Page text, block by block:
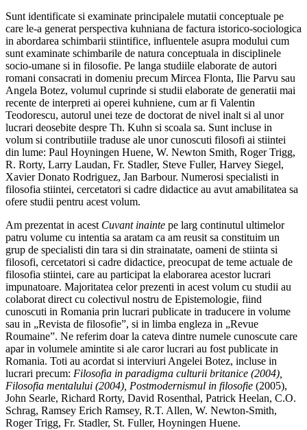
Sunt identificate si examinate principalele mutatii conceptuale pe
care le-a generat perspectiva kuhniana de factura istorico-sociologica
in abordarea schimbarii stiintifice, influentele asupra modului cum
sunt examinate schimbarile de natura conceptuala in disciplinele
socio-umane si in filosofie. Pe langa studiile elaborate de autori
romani consacrati in domeniu precum Mircea Flonta, Ilie Parvu sau
Angela Botez, volumul cuprinde si studii elaborate de generatii mai
recente de interpreti ai operei kuhniene, cum ar fi Valentin
Teodorescu, autorul unei teze de doctorat de nivel inalt si al unor
lucrari deosebite despre Th. Kuhn si scoala sa. Sunt incluse in
volum si contributiile traduse ale unor cunoscuti filosofi ai stiintei
din lume: Paul Hoyningen Huene, W. Newton Smith, Roger Trigg,
R. Rorty, Larry Laudan, Fr. Stadler, Steve Fuller, Harvey Siegel,
Xavier Donato Rodriguez, Jan Barbour. Numerosi specialisti in
filosofia stiintei, cercetatori si cadre didactice au avut amabilitatea sa
ofere studii pentru acest volum.
Am prezentat in acest Cuvant inainte pe larg continutul ultimelor
patru volume cu intentia sa aratam ca am reusit sa constituim un
grup de specialisti din tara si din strainatate, oameni de stiinta si
filosofi, cercetatori si cadre didactice, preocupat de teme actuale de
filosofia stiintei, care au participat la elaborarea acestor lucrari
impunatoare. Majoritatea celor prezenti in acest volum cu studii au
colaborat direct cu colectivul nostru de Epistemologie, fiind
cunoscuti in Romania prin lucrari publicate in traducere in volume
sau in „Revista de filosofie”, si in limba engleza in „Revue
Roumaine”. Ne referim doar la cateva dintre numele cunoscute care
apar in volumele amintite si ale caror lucrari au fost publicate in
Romania. Toti au acordat si interviuri Angelei Botez, incluse in
lucrari precum: Filosofia in paradigma culturii britanice (2004),
Filosofia mentalului (2004), Postmodernismul in filosofie (2005),
John Searle, Richard Rorty, David Rosenthal, Patrick Heelan, C.O.
Schrag, Ramsey Erich Ramsey, R.T. Allen, W. Newton-Smith,
Roger Trigg, Fr. Stadler, St. Fuller, Hoyningen Huene.